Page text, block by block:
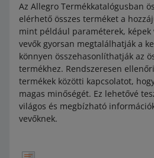
Az Allegro Termékkatalógusban
elérhető összes terméket a
mint például paraméterek, képek
vevők gyorsan megtalálhatják a
könnyen összehasonlíthatják az
termékhez. Rendszeresen
termékek közötti kapcsolatot,
magas minőségét. Ez lehetővé
világos és megbízható
vevőknek.